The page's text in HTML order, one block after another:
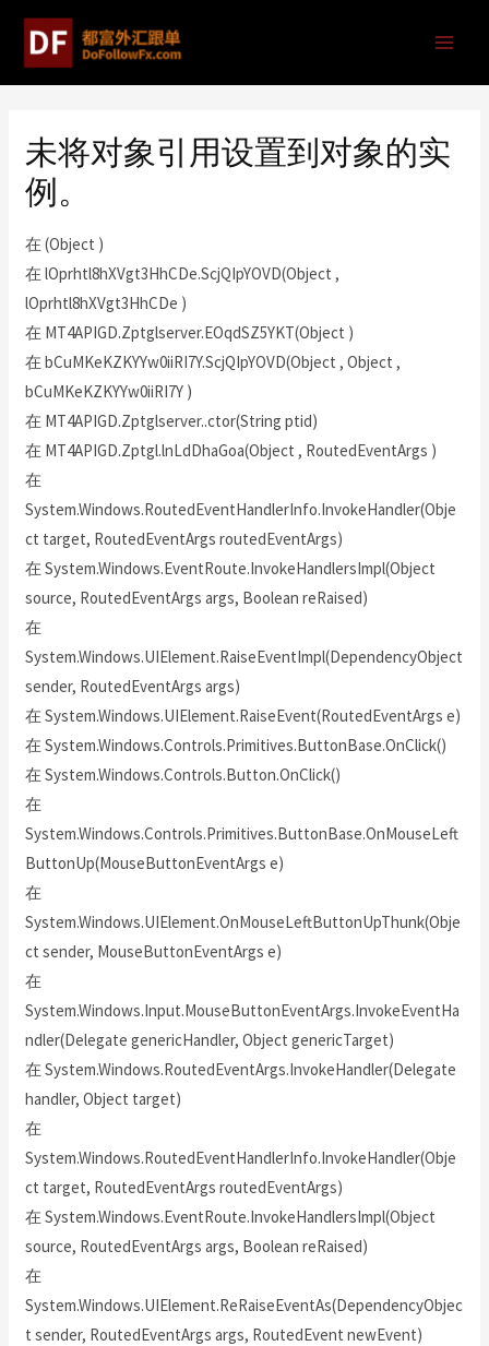
未将对象引用设置到对象的实
例。
在 (Object )
在 lOprhtl8hXVgt3HhCDe.ScjQIpYOVD(Object ,
lOprhtl8hXVgt3HhCDe )
在 MT4APIGD.Zptglserver.EOqdSZ5YKT(Object )
在 bCuMKeKZKYYw0iiRI7Y.ScjQIpYOVD(Object , Object ,
bCuMKeKZKYYw0iiRI7Y )
在 MT4APIGD.Zptglserver..ctor(String ptid)
在 MT4APIGD.Zptgl.lnLdDhaGoa(Object , RoutedEventArgs )
在
System.Windows.RoutedEventHandlerInfo.InvokeHandler(Obje
ct target, RoutedEventArgs routedEventArgs)
在 System.Windows.EventRoute.InvokeHandlersImpl(Object
source, RoutedEventArgs args, Boolean reRaised)
在
System.Windows.UIElement.RaiseEventImpl(DependencyObject
sender, RoutedEventArgs args)
在 System.Windows.UIElement.RaiseEvent(RoutedEventArgs e)
在 System.Windows.Controls.Primitives.ButtonBase.OnClick()
在 System.Windows.Controls.Button.OnClick()
在
System.Windows.Controls.Primitives.ButtonBase.OnMouseLeft
ButtonUp(MouseButtonEventArgs e)
在
System.Windows.UIElement.OnMouseLeftButtonUpThunk(Obje
ct sender, MouseButtonEventArgs e)
在
System.Windows.Input.MouseButtonEventArgs.InvokeEventHa
ndler(Delegate genericHandler, Object genericTarget)
在 System.Windows.RoutedEventArgs.InvokeHandler(Delegate
handler, Object target)
在
System.Windows.RoutedEventHandlerInfo.InvokeHandler(Obje
ct target, RoutedEventArgs routedEventArgs)
在 System.Windows.EventRoute.InvokeHandlersImpl(Object
source, RoutedEventArgs args, Boolean reRaised)
在
System.Windows.UIElement.ReRaiseEventAs(DependencyObjec
t sender, RoutedEventArgs args, RoutedEvent newEvent)